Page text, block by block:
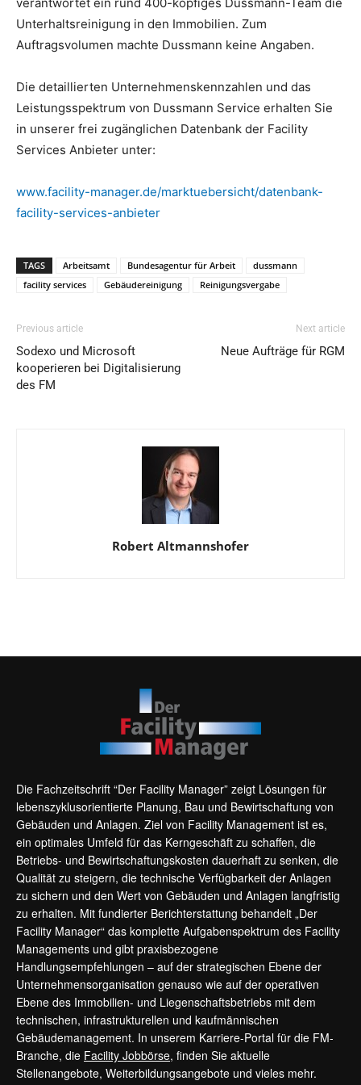
verantwortet ein rund 400-köpfiges Dussmann-Team die
Unterhaltsreinigung in den Immobilien. Zum
Auftragsvolumen machte Dussmann keine Angaben.
Die detaillierten Unternehmenskennzahlen und das
Leistungsspektrum von Dussmann Service erhalten Sie
in unserer frei zugänglichen Datenbank der Facility
Services Anbieter unter:
www.facility-manager.de/marktuebersicht/datenbank-
facility-services-anbieter
TAGS Arbeitsamt Bundesagentur für Arbeit
dussmann
facility services
Gebäudereinigung Reinigungsvergabe
Previous article
Sodexo und Microsoft
kooperieren bei Digitalisierung
des FM
Next article
Neue Aufträge für RGM
Robert Altmannshofer
Die Fachzeitschrift “Der Facility Manager” zeigt Lösungen für
lebenszyklusorientierte Planung, Bau und Bewirtschaftung von
Gebäuden und Anlagen. Ziel von Facility Management ist es,
ein optimales Umfeld für das Kerngeschäft zu schaffen, die
Betriebs- und Bewirtschaftungskosten dauerhaft zu senken, die
Qualität zu steigern, die technische Verfügbarkeit der Anlagen
zu sichern und den Wert von Gebäuden und Anlagen langfristig
zu erhalten. Mit fundierter Berichterstattung behandelt „Der
Facility Manager“ das komplette Aufgabenspektrum des Facility
Managements und gibt praxisbezogene
Handlungsempfehlungen – auf der strategischen Ebene der
Unternehmensorganisation genauso wie auf der operativen
Ebene des Immobilien- und Liegenschaftsbetriebs mit dem
technischen, infrastrukturellen und kaufmännischen
Gebäudemanagement. In unserem Karriere-Portal für die FM-
Branche, die Facility Jobbörse, finden Sie aktuelle
Stellenangebote, Weiterbildungsangebote und vieles mehr.